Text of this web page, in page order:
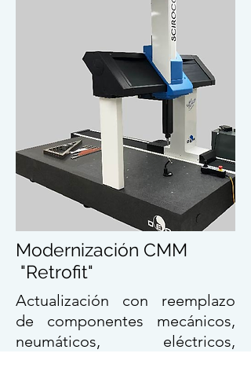
Modernización CMM
"Retrofit"
Actualización con reemplazo
de componentes mecánicos,
neumáticos, eléctricos,